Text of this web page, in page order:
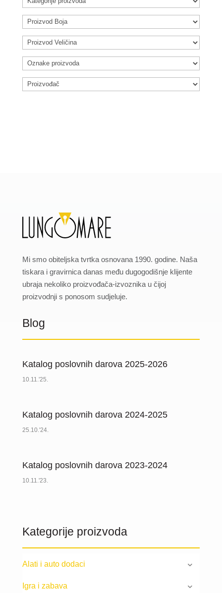
Mi smo obiteljska tvrtka osnovana 1990. godine. Naša
tiskara i gravirnica danas među dugogodišnje klijente
ubraja nekoliko proizvođača-izvoznika u čijoj
proizvodnji s ponosom sudjeluje.
Blog
Katalog poslovnih darova 2025-2026
10.11.'25.
Katalog poslovnih darova 2024-2025
25.10.'24.
Katalog poslovnih darova 2023-2024
10.11.'23.
Kategorije proizvoda
Alati i auto dodaci
Igra i zabava